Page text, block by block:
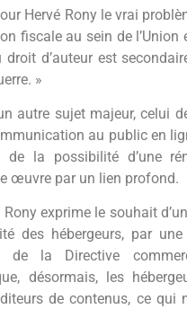
Hervé Rony le vrai
fiscale au sein de l’Union
d’auteur est
»
autre sujet majeur, celui
au public en
de la possibilité d’une
œuvre par un lien profond.
Rony exprime le souhait
des hébergeurs, par
de la Directive
désormais, les
de contenus, ce qui